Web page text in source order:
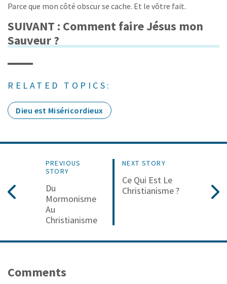
Parce que mon côté obscur se cache. Et le vôtre fait.
SUIVANT : Comment faire Jésus mon
Sauveur ?
RELATED TOPICS:
Dieu est Miséricordieux
PREVIOUS
STORY
Du
Mormonisme
Au
Christianisme
NEXT STORY
Ce Qui Est Le
Christianisme ?
Comments